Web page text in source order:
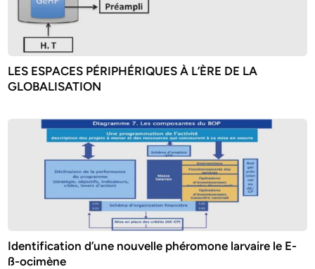
LES ESPACES PÉRIPHÉRIQUES À L’ÈRE DE LA
GLOBALISATION
Identification d’une nouvelle phéromone larvaire le E-
ß-ocimène